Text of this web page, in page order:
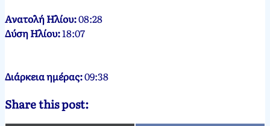
Ανατολή Ηλίου:08:28
Δύση Ηλίου:18:07
Διάρκεια ημέρας:09:38
Share this post: